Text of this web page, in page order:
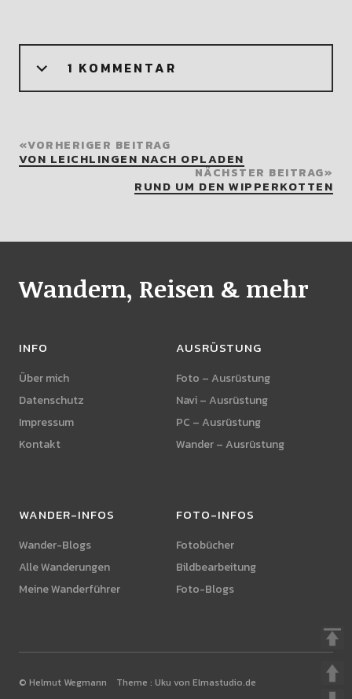
1 KOMMENTAR
VORHERIGER BEITRAG
VON LEICHLINGEN NACH OPLADEN
NÄCHSTER BEITRAG
RUND UM DEN WIPPERKOTTEN
Wandern, Reisen & mehr
INFO
Über mich
Datenschutz
Impressum
Kontakt
AUSRÜSTUNG
Foto – Ausrüstung
Navi – Ausrüstung
PC – Ausrüstung
Wander – Ausrüstung
WANDER-INFOS
Wander-Blogs
Alle Wanderungen
Meine Wanderführer
FOTO-INFOS
Fotobücher
Bildbearbeitung
Foto-Blogs
© Helmut Wegmann Theme : Uku von Elmastudio.de